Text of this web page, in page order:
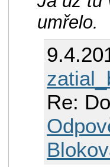
umřelo.
Re: